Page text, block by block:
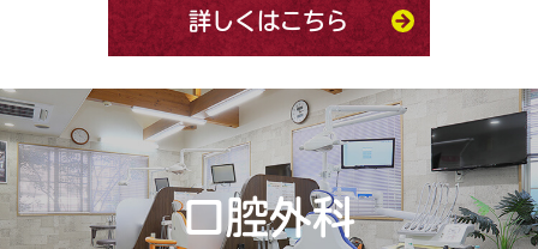
詳しくはこちら
口腔外科